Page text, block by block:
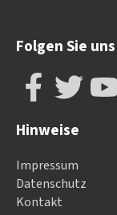
Folgen Sie uns
Hinweise
Impressum
Datenschutz
Kontakt